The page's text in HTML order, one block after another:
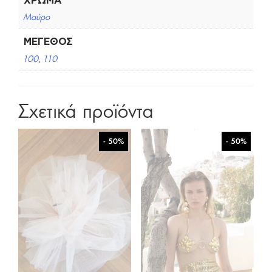
Μαύρο
ΜΈΓΕΘΟΣ
100, 110
Σχετικά προϊόντα
- 50% - 50%